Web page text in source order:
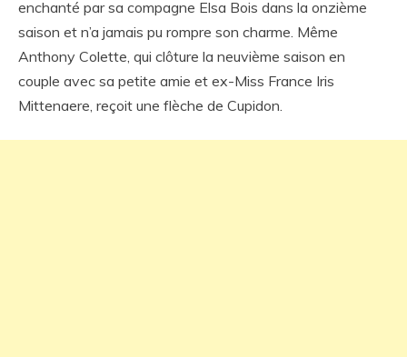
enchanté par sa compagne Elsa Bois dans la onzième
saison et n’a jamais pu rompre son charme. Même
Anthony Colette, qui clôture la neuvième saison en
couple avec sa petite amie et ex-Miss France Iris
Mittenaere, reçoit une flèche de Cupidon.